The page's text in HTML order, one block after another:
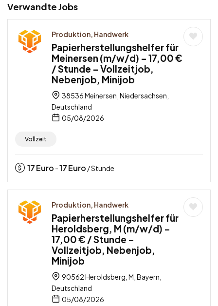
Verwandte Jobs
Produktion, Handwerk
Papierherstellungshelfer für
Meinersen (m/w/d) – 17,00 €
/ Stunde – Vollzeitjob,
Nebenjob, Minijob
38536 Meinersen, Niedersachsen,
Deutschland
05/08/2026
Vollzeit
17Euro -17Euro / Stunde
Produktion, Handwerk
Papierherstellungshelfer für
Heroldsberg, M (m/w/d) –
17,00 € / Stunde –
Vollzeitjob, Nebenjob,
Minijob
90562 Heroldsberg, M, Bayern,
Deutschland
05/08/2026